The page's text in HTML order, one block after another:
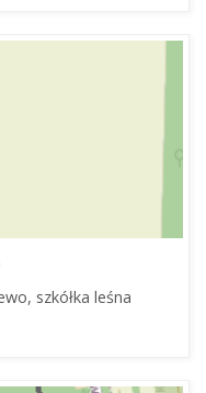
szkółka leśna